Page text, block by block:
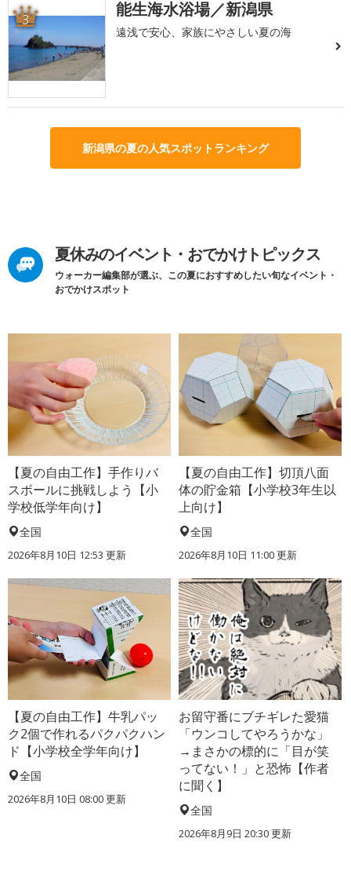
3 能生海水浴場／新潟県
遠浅で安心、家族にやさしい夏の海
新潟県の夏の人気スポットランキング
夏休みのイベント・おでかけトピックス
ウォーカー編集部が選ぶ、この夏におすすめしたい旬なイベント・
おでかけスポット
【夏の自由工作】手作りバ
スボールに挑戦しよう【小
学校低学年向け】
全国
2026年8月10日 12:53 更新
【夏の自由工作】切頂八面
体の貯金箱【小学校3年生以
上向け】
全国
2026年8月10日 11:00更新
【夏の自由工作】牛乳パッ
ク2個で作れるパクパクハン
ド【小学校全学年向け】
全国
2026年8月10日 08:00更新
お留守番にブチギレた愛猫
「ウンコしてやろうかな」
→まさかの標的に「目が笑
ってない！」と恐怖【作者
に聞く】
全国
2026年8月9日 20:30更新